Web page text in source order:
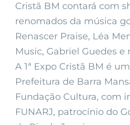
Cristã BM contará com
renomados da música
Renascer Praise, Léa
Music, Gabriel Guedes e
A 1ª Expo Cristã BM é
Prefeitura de Barra
Fundação Cultura, com
FUNARJ, patrocínio do